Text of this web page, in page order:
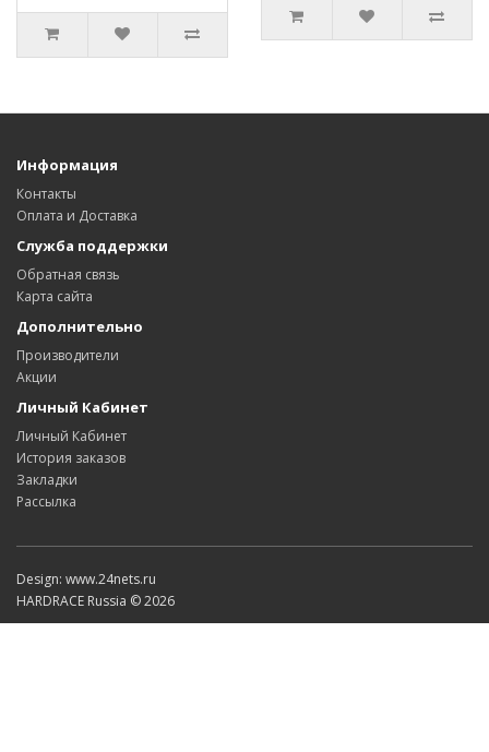
Информация
Контакты
Оплата и Доставка
Служба поддержки
Обратная связь
Карта сайта
Дополнительно
Производители
Акции
Личный Кабинет
Личный Кабинет
История заказов
Закладки
Рассылка
Design: www.24nets.ru
HARDRACE Russia © 2026